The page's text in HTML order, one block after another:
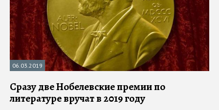
06.03.2019
Сразу две Нобелевские премии по
литературе вручат в 2019 году